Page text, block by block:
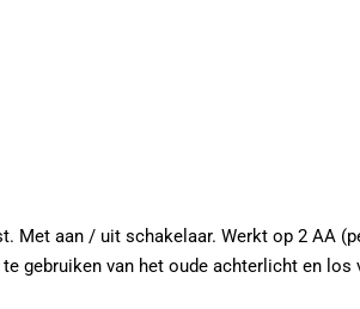
Met aan / uit schakelaar. Werkt op 2 AA
gebruiken van het oude achterlicht en los